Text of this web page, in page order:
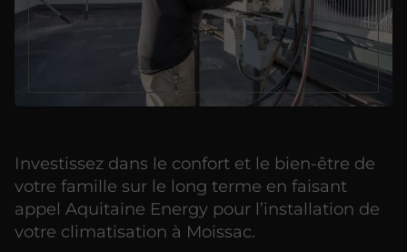
Investissez dans le confort et le bien-être de
votre famille sur le long terme en faisant
appel Aquitaine Energy pour l’installation de
votre climatisation à Moissac.